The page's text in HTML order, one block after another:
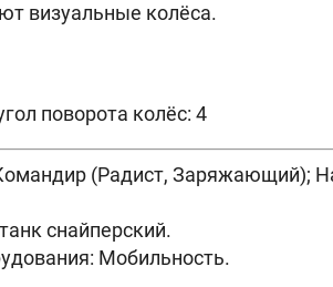
визуальные колёса.
поворота колёс: 4
(Радист, Заряжающий);
снайперский.
Мобильность.